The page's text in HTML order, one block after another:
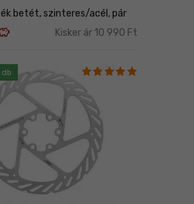
betét, szinteres/acél, pár
savings Kisker ár 10 990 Ft
db